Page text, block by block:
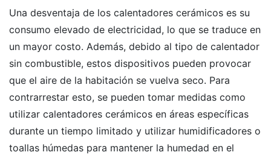
Una desventaja de los calentadores cerámicos es su
consumo elevado de electricidad, lo que se traduce en
un mayor costo. Además, debido al tipo de calentador
sin combustible, estos dispositivos pueden provocar
que el aire de la habitación se vuelva seco. Para
contrarrestar esto, se pueden tomar medidas como
utilizar calentadores cerámicos en áreas específicas
durante un tiempo limitado y utilizar humidificadores o
toallas húmedas para mantener la humedad en el